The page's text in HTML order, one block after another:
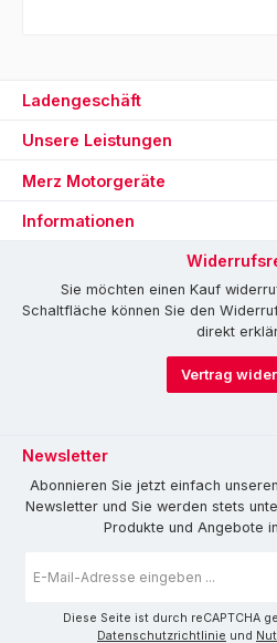
Ladengeschäft
Unsere Leistungen
Merz Motorgeräte
Informationen
Sie möchten einen Kauf
Schaltfläche können Sie den
direkt
Vertrag
Newsletter
Abonnieren Sie jetzt einfach
Newsletter und Sie werden stets
Produkte und Angebote
Mail-
Diese Seite ist durch reCAPTCHA
Datenschutzrichtlinie und